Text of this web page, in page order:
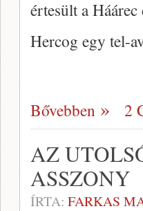
értesült a
Hercog egy tel-
Bővebben 2
AZ
ASSZONY
ÍRTA: FARKAS